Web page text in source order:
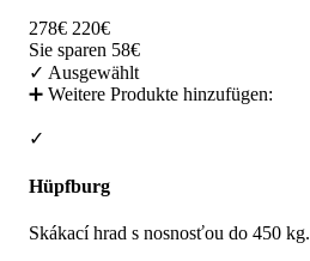
278€ 220€
Sie sparen 58€
✓ Ausgewählt
➕ Weitere Produkte hinzufügen:
✓
Hüpfburg
Skákací hrad s nosnosťou do 450 kg.